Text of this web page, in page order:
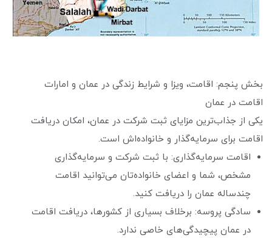
بخش پنجم: اقامت، ویزا و شرایط زندگی در عمان و امارات
اقامت در عمان
یکی از جذاب‌ترین مزایای ثبت شرکت در عمان، امکان دریافت
اقامت برای سرمایه‌گذار و خانواده‌اش است.
اقامت سرمایه‌گذاری: با ثبت شرکت و سرمایه‌گذاری
مشخص، شما و اعضای خانواده‌تان می‌توانید اقامت
چندساله عمان را دریافت کنید.
سادگی پروسه: برخلاف بسیاری از کشورها، دریافت اقامت
در عمان پیچیدگی‌های خاصی ندارد.